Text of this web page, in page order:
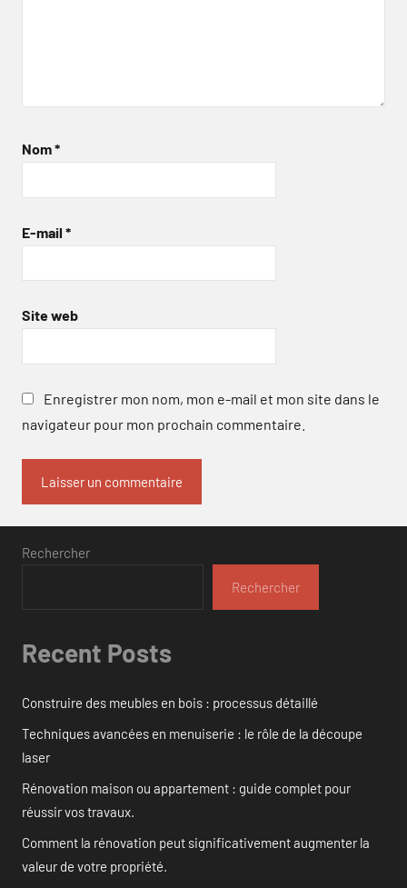
Nom*
E-mail *
Site web
Enregistrer mon nom, mon e-mail et mon site dans le
navigateur pour mon prochain commentaire.
Rechercher
Rechercher
Recent Posts
Construire des meubles en bois : processus détaillé
Techniques avancées en menuiserie : le rôle de la découpe
laser
Rénovation maison ou appartement : guide complet pour
réussir vos travaux.
Comment la rénovation peut significativement augmenter la
valeur de votre propriété.